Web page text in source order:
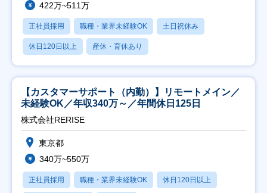
422万~511万
正社員採用 職種・業界未経験OK 土日祝休み
休日120日以上 産休・育休あり
【カスタマーサポート（内勤）】リモートメイン／
未経験OK／年収340万～／年間休日125日
株式会社RERISE
東京都
340万~550万
正社員採用 職種・業界未経験OK 休日120日以上